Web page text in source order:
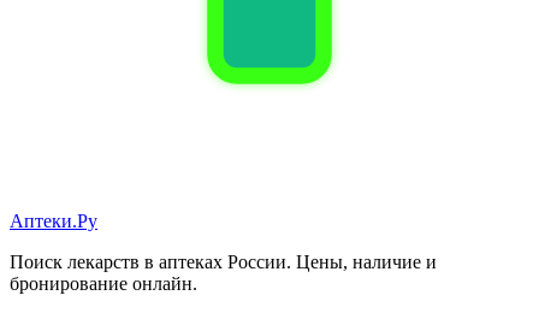
Аптеки.Ру
Поиск лекарств в аптеках России. Цены, наличие и
бронирование онлайн.